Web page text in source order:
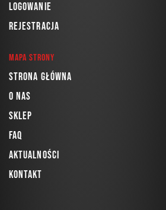
Logowanie
Rejestracja
Mapa strony
Strona główna
O nas
Sklep
FAQ
Aktualności
Kontakt